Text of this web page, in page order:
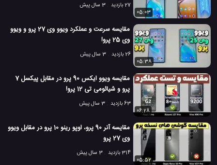
27 بازدید
3 سال پیش
05:03
مقایسه سرعت و عملکرد ویوو وی 27 پرو و ویوو
وی 25 پرو!
26 بازدید
3 سال پیش
05:38
مقایسه ویوو ایکس 90 پرو در مقابل پیکسل 7
پرو و شیائومی تی 12 پرو!
63 بازدید
3 سال پیش
06:28
مقایسه آنر 90 پرو، اوپو رینو 10 پرو در مقابل ویوو
وی 27 پرو
314 بازدید
3 سال پیش
05:52